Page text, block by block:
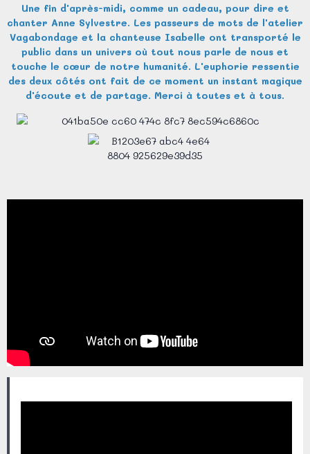
Une fin d'après-midi, comme un cadeau, pour dire et
chanter Anne Sylvestre. Les passeurs de mots de l'atelier
Vagabondage et la chanteuse Isabelle ont transporté le
public dans un univers où tout nous parle de nous et
touche le cœur de notre humanité. L'euphorie ressentie
des deux côtés ont fait de ce moment un instant magique
d'écoute et de partage. Merci à toutes et à tous.